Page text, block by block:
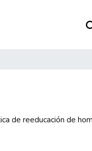
de reeducación de